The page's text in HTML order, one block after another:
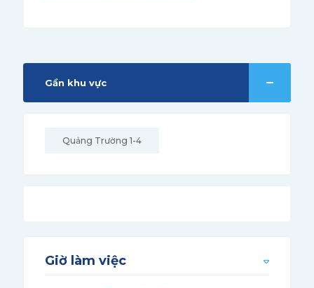
Gần khu vực
Quảng Trường 1-4
Giờ làm việc